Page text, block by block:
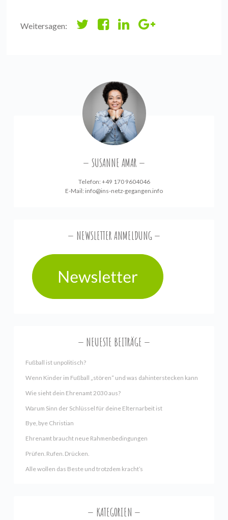
Weitersagen:
SUSANNE AMAR
Telefon: +49 170 9604046
E-Mail: info@ins-netz-gegangen.info
NEWSLETTER ANMELDUNG
NEUESTE BEITRÄGE
Fußball ist unpolitisch?
Wenn Kinder im Fußball „stören“ und was dahinterstecken kann
Wie sieht dein Ehrenamt 2030 aus?
Warum Sinn der Schlüssel für deine Elternarbeit ist
Bye, bye Christian
Ehrenamt braucht neue Rahmenbedingungen
Prüfen. Rufen. Drücken.
Alle wollen das Beste und trotzdem kracht’s
KATEGORIEN